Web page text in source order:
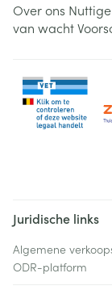
Over ons
van wacht
Juridische links
Algemene
ODR-platform